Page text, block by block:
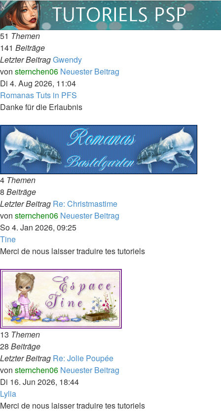
51 Themen
141 Beiträge
Letzter BeitragGwendy
von sternchen06 Neuester Beitrag
Di 4. Aug 2026, 11:04
Romanas Tuts in PFS
Danke für die Erlaubnis
4 Themen
8 Beiträge
Letzter Beitrag Re: Christmastime
von sternchen06 Neuester Beitrag
So 4. Jan 2026, 09:25
Tine
Merci de nous laisser traduire tes tutoriels
13 Themen
28 Beiträge
Letzter Beitrag Re: Jolie Poupée
von sternchen06 Neuester Beitrag
Di 16. Jun 2026, 18:44
Lylia
Merci de nous laisser traduire tes tutoriels